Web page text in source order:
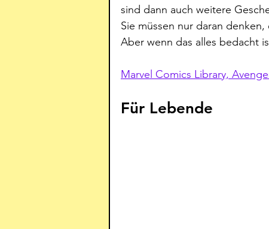
sind dann auch weitere
Sie müssen nur daran
Aber wenn das alles bedacht
Marvel Comics Library,
Für Lebende